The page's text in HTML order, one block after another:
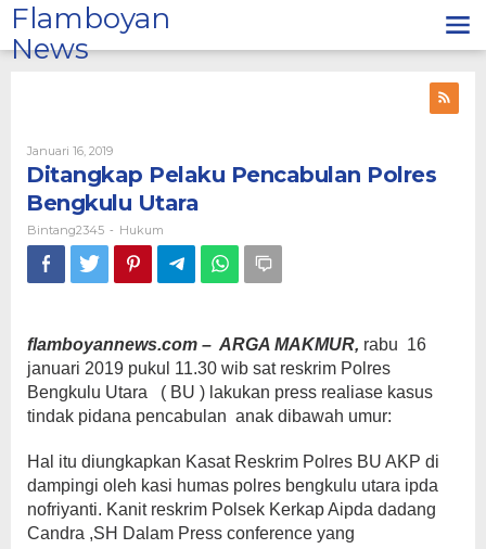
Lewati
ke
konten
Flamboyan
News
Januari 16, 2019Oleh
Bintang2345
Ditangkap Pelaku Pencabulan Polres
Bengkulu Utara
Bintang2345 - Hukum
flamboyannews.com – ARGA MAKMUR, rabu 16
januari 2019 pukul 11.30 wib sat reskrim Polres
Bengkulu Utara ( BU ) lakukan press realiase kasus
tindak pidana pencabulan anak dibawah umur:
Hal itu diungkapkan Kasat Reskrim Polres BU AKP di
dampingi oleh kasi humas polres bengkulu utara ipda
nofriyanti. Kanit reskrim Polsek Kerkap Aipda dadang
Candra ,SH Dalam Press conference yang